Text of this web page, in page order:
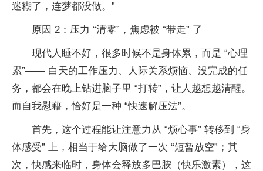
迷糊了，连梦都没做。”
原因 2：压力 “清零”，焦虑被 “带走” 了
现代人睡不好，很多时候不是身体累，而是 “心理
累”—— 白天的工作压力、人际关系烦恼、没完成的任
务，都会在晚上钻进脑子里 “打转”，让人越想越清醒。
而自我慰藉，恰好是一种 “快速解压法”。
首先，这个过程能让注意力从 “烦心事” 转移到 “身
体感受” 上，相当于给大脑做了一次 “短暂放空”；其
次，快感来临时，身体会释放多巴胺（快乐激素），这